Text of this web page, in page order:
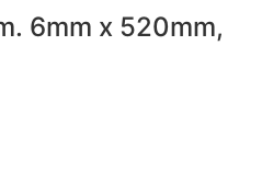
6mm x 520mm,